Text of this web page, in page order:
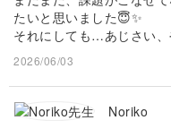
たいと思いました😇✨
それにしても…あじさい
2026/06/03
Noriko